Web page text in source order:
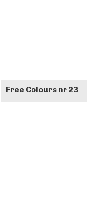
Free Colours nr 23